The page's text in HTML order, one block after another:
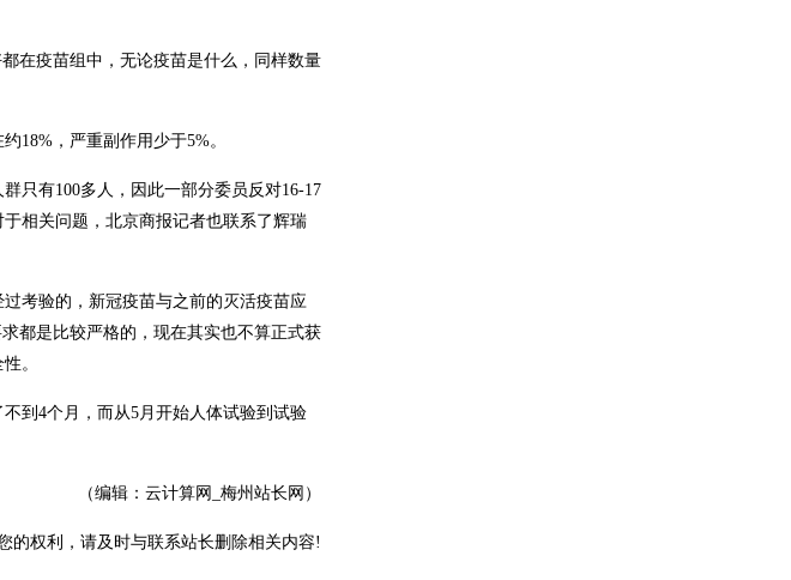
在疫苗组中，无论疫苗是什么，同样数量
18%，严重副作用少于5%。
只有100多人，因此一部分委员反对16-17
相关问题，北京商报记者也联系了辉瑞
考验的，新冠疫苗与之前的灭活疫苗应
都是比较严格的，现在其实也不算正式获
。
到4个月，而从5月开始人体试验到试验
（编辑：云计算网_梅州站长网）
的权利，请及时与联系站长删除相关内容!